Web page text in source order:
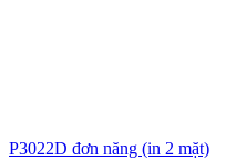
P3022D đơn năng (in 2 mặt)